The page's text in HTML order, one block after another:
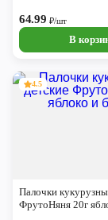
64.99₽/шт
В
4.5
Палочки
ФрутоНяня 20г